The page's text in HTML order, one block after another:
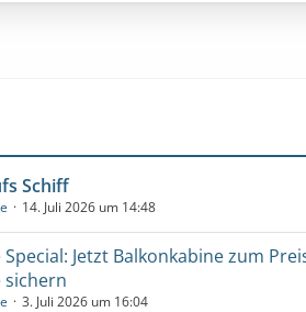
Schiff
14. Juli 2026 um 14:48
Special: Jetzt Balkonkabine zum
sichern
3. Juli 2026 um 16:04